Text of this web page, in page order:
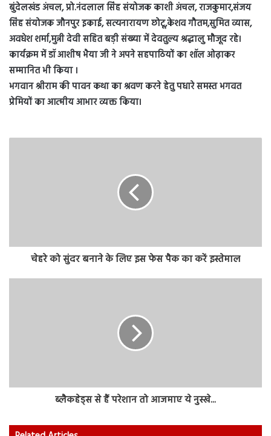
बुंदेलखंड अंचल, प्रो.नंदलाल सिंह संयोजक काशी अंचल, राजकुमार,संजय
सिंह संयोजक जौनपुर इकाई, सत्यनारायण छोटू,केशव गौतम,सुमित व्यास,
अवधेश शर्मा,मुन्नी देवी सहित बड़ी संख्या में देवतुल्य श्रद्धालु मौजूद रहे।
कार्यक्रम में डॉ आशीष भैया जी ने अपने सहपाठियों का शॉल ओढ़ाकर
सम्मानित भी किया ।
भगवान श्रीराम की पावन कथा का श्रवण करने हेतु पधारे समस्त भगवत
प्रेमियों का आत्मीय आभार व्यक्त किया।
चेहरे को सुंदर बनाने के लिए इस फेस पैक का करें इस्तेमाल
ब्लैकहेड्स से हैं परेशान तो आजमाए ये नुस्खे...